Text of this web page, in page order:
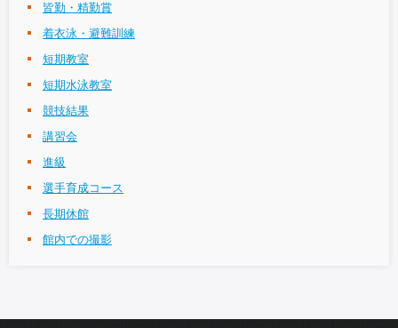
皆勤・精勤賞
着衣泳・避難訓練
短期教室
短期水泳教室
競技結果
講習会
進級
選手育成コース
長期休館
館内での撮影